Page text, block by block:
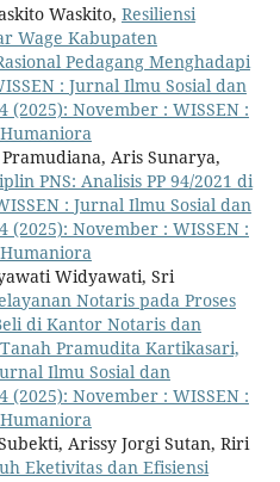
Waskito, Resiliensi
Wage Kabupaten
Pedagang Menghadapi
: Jurnal Ilmu Sosial dan
(2025): November : WISSEN :
Aris Sunarya,
PNS: Analisis PP 94/2021 di
: Jurnal Ilmu Sosial dan
(2025): November : WISSEN :
Widyawati, Sri
Notaris pada Proses
di Kantor Notaris dan
Pramudita Kartikasari,
Ilmu Sosial dan
(2025): November : WISSEN :
Arissy Jorgi Sutan, Riri
Eketivitas dan Efisiensi